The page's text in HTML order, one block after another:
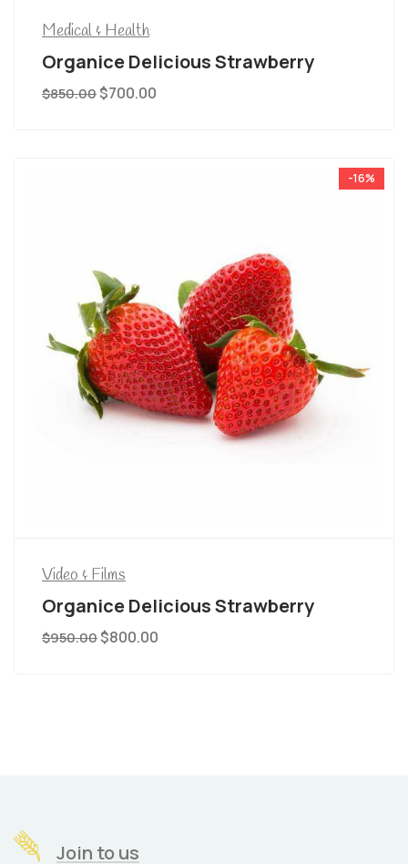
Medical & Health
Organice Delicious Strawberry
$850.00$700.00
-16%
Video & Films
Organice Delicious Strawberry
$950.00$800.00
Join to us